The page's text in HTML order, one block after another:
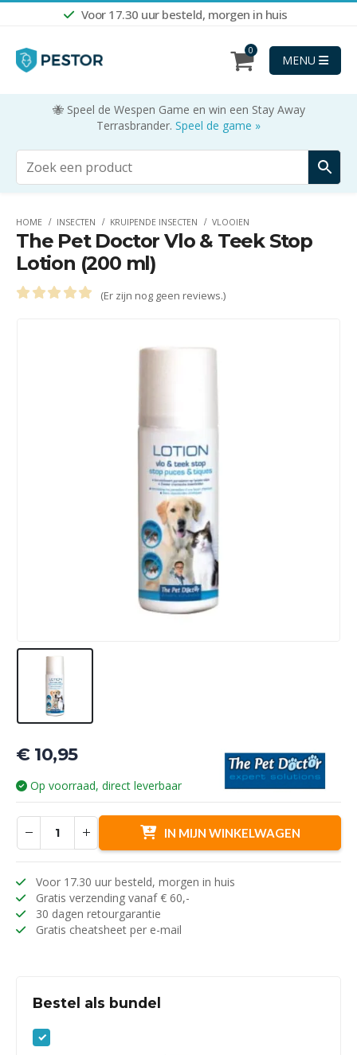
Voor 17.30 uur besteld, morgen in huis
0
MENU
🐝 Speel de Wespen Game en win een Stay Away
Terrasbrander. Speel de game »
HOME INSECTEN KRUIPENDE INSECTEN VLOOIEN
The Pet Doctor Vlo & Teek Stop
Lotion (200 ml)
(Er zijn nog geen reviews.)
€10,95
Op voorraad, direct leverbaar
IN MIJN WINKELWAGEN
Voor 17.30 uur besteld, morgen in huis
Gratis verzending vanaf € 60,-
30 dagen retourgarantie
Gratis cheatsheet per e-mail
Bestel als bundel